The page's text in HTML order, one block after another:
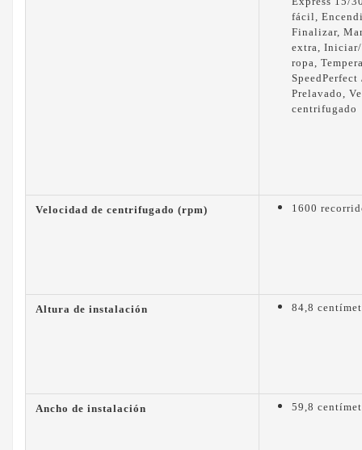
fácil,
Finalizar,
extra,
ropa,
Prelavado,
centrifugado
Velocidad de centrifugado (rpm) 1600
Altura de instalación 84,8
Ancho de instalación 59,8